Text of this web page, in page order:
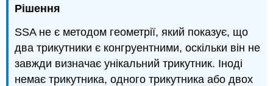
Рішення
SSA не є методом геометрії, який показує, що
два трикутники є конгруентними, оскільки він не
завжди визначає унікальний трикутник. Іноді
немає трикутника, одного трикутника або двох